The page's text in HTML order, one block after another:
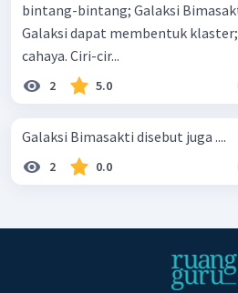
bintang-bintang; Galaksi Bimasakti terdapat dua bagian;
Galaksi dapat membentuk klaster; Tidak memancarkan
cahaya. Ciri-cir...
2 5.0
Galaksi Bimasakti disebut juga ....
2 0.0